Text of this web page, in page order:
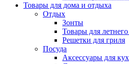
Товары для дома и отдыха
Отдых
Зонты
Товары для летнего
Решетки для гриля
Посуда
Аксессуары для